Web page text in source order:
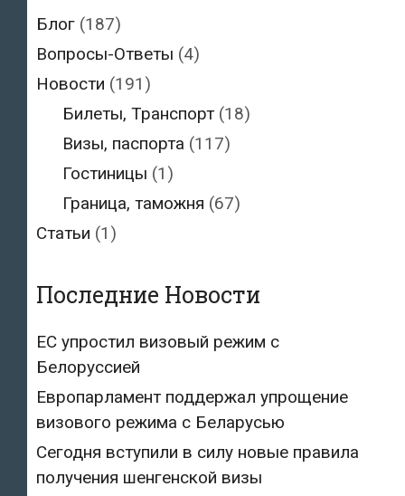
Блог (187)
Вопросы-Ответы (4)
Новости (191)
Билеты, Транспорт(18)
Визы, паспорта (117)
Гостиницы (1)
Граница, таможня (67)
Статьи (1)
Последние Новости
ЕС упростил визовый режим с
Белоруссией
Европарламент поддержал упрощение
визового режима с Беларусью
Сегодня вступили в силу новые правила
получения шенгенской визы